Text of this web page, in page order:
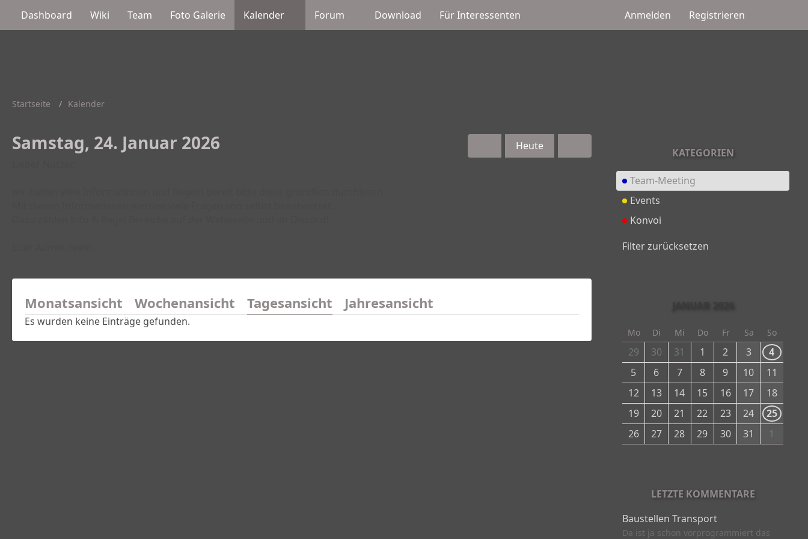
Dashboard Wiki Team Foto Galerie Kalender Forum Download Für Interessenten Anmelden Registrieren
Startseite Kalender
Samstag, 24. Januar 2026
Heute
Monatsansicht Wochenansicht Tagesansicht Jahresansicht
Es wurden keine Einträge gefunden.
KATEGORIEN
Team-Meeting
Events
Konvoi
Filter zurücksetzen
Mo Di Mi Do Fr Sa So
29 30 31 1 2 3
4
5
6 7 8 9 10
11
12
13 14 15 16 17
18
19
20 21 22 23 24
25
26
27 28 29 30 31 1
LETZTE KOMMENTARE
Baustellen Transport
Da ist ja schon vorprogrammiert das